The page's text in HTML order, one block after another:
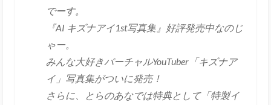
でーす。
『AI キズナアイ1st写真集』好評発売中なのじ
ゃー。
みんな大好きバーチャルYouTuber「キズナア
イ」写真集がついに発売！
さらに、とらのあなでは特典として「特製イ